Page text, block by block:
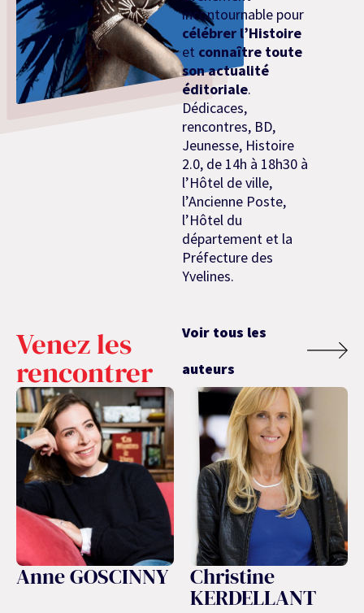
incontournable pour
célébrer l’Histoire
et connaître toute
son actualité
éditoriale.
Dédicaces,
rencontres, BD,
Jeunesse, Histoire
2.0, de 14h à 18h30 à
l’Hôtel de ville,
l’Ancienne Poste,
l’Hôtel du
département et la
Préfecture des
Yvelines.
Venez les
rencontrer
Voir tous les
auteurs
Anne GOSCINNY Christine
KERDELLANT